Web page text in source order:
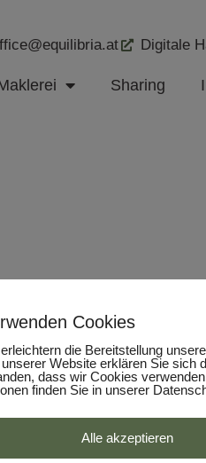
Digitale
Sharing
Cookies
die Bereitstellung
Website erklären Sie sich
dass wir Cookies
finden Sie in unserer
Alle akzeptieren